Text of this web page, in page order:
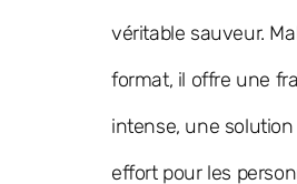
véritable sauveur.
format, il offre une
intense, une
effort pour les